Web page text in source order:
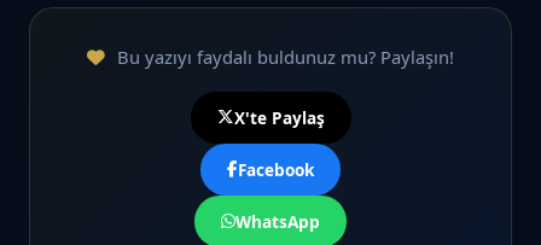
Bu yazıyı faydalı buldunuz mu? Paylaşın!
X'te Paylaş
Facebook
WhatsApp